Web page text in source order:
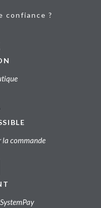
confiance ?
la commande